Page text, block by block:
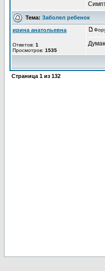
Тема: Заболел ребенок
ирина анатольевна
Ответов: 1
Просмотров: 1535
Страница 1 из 132